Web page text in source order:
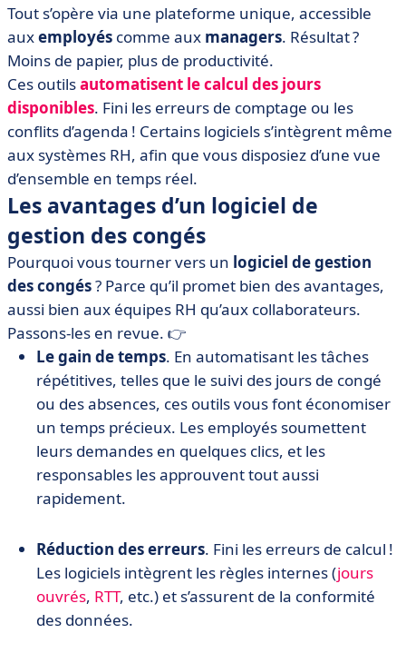
Tout s’opère via une plateforme unique, accessible
auxemployés comme aux managers. Résultat ?
Moins de papier, plus de productivité.
Ces outilsautomatisent le calcul des jours
disponibles. Fini les erreurs de comptage ou les
conflits d’agenda ! Certains logiciels s’intègrent même
aux systèmes RH, afin que vous disposiez d’une vue
d’ensemble en temps réel.
Les avantages d’un logiciel de
gestion des congés
Pourquoi vous tourner vers un logiciel de gestion
des congés? Parce qu’il promet bien des avantages,
aussi bien aux équipes RH qu’aux collaborateurs.
Passons-les en revue. 👉
Le gain de temps. En automatisant les tâches
répétitives, telles que le suivi des jours de congé
ou des absences, ces outils vous font économiser
un temps précieux. Les employés soumettent
leurs demandes en quelques clics, et les
responsables les approuvent tout aussi
rapidement.
Réduction des erreurs. Fini les erreurs de calcul !
Les logiciels intègrent les règles internes (jours
ouvrés, RTT, etc.) et s’assurent de la conformité
des données.